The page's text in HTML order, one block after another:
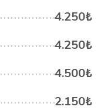
4.250₺
4.250₺
4.500₺
2.150₺